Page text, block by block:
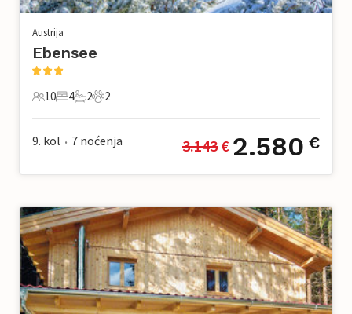
Austrija
Ebensee
10 Gosti
10
4 Spavaće sobe
4
2 Kupaonice
2
2 Kućni ljubimac
2
9. kol • 7 noćenja 3.143 € 2.580 €